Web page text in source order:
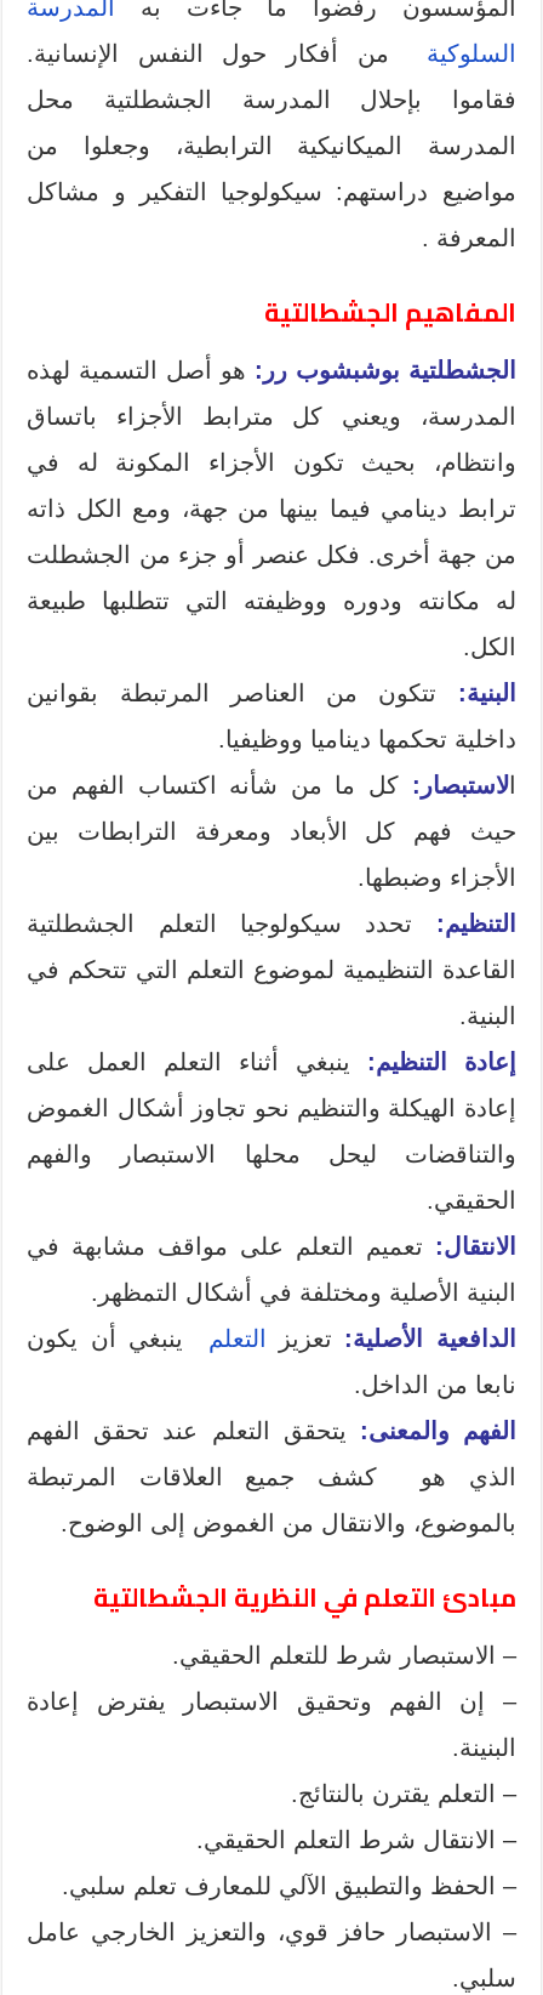
المؤسسون رفضوا ما جاءت به
المدرسة
السلوكية من أفكار حول النفس الإنسانية.
فقاموا بإحلال المدرسة الجشطلتية محل
المدرسة الميكانيكية الترابطية، وجعلوا من
مواضيع دراستهم: سيكولوجيا التفكير و مشاكل
المعرفة .
المفاهيم الجشطالتية
الجشطلتية بوشبشوب رر: هو أصل التسمية لهذه
المدرسة، ويعني كل مترابط الأجزاء باتساق
وانتظام، بحيث تكون الأجزاء المكونة له في
ترابط دينامي فيما بينها من جهة، ومع الكل ذاته
من جهة أخرى. فكل عنصر أو جزء من الجشطلت
له مكانته ودوره ووظيفته التي تتطلبها طبيعة
الكل.
البنية:
تتكون من العناصر المرتبطة بقوانين
داخلية تحكمها ديناميا ووظيفيا.
الاستبصار: كل ما من شأنه اكتساب الفهم من
حيث فهم كل الأبعاد ومعرفة الترابطات بين
الأجزاء وضبطها.
التنظيم:
تحدد سيكولوجيا التعلم الجشطلتية
القاعدة التنظيمية لموضوع التعلم التي تتحكم في
البنية.
إعادة التنظيم: ينبغي أثناء التعلم العمل على
إعادة الهيكلة والتنظيم نحو تجاوز أشكال الغموض
والتناقضات ليحل محلها الاستبصار والفهم
الحقيقي.
الانتقال: تعميم التعلم على مواقف مشابهة في
البنية الأصلية ومختلفة في أشكال التمظهر.
الدافعية الأصلية: تعزيز التعلم
ينبغي أن يكون
نابعا من الداخل.
الفهم والمعنى:
يتحقق التعلم عند تحقق الفهم
الذي هو كشف جميع العلاقات المرتبطة
بالموضوع، والانتقال من الغموض إلى الوضوح.
مبادئ التعلم في النظرية الجشطالتية
– الاستبصار شرط للتعلم الحقيقي.
– إن الفهم وتحقيق الاستبصار يفترض إعادة
البنينة.
– التعلم يقترن بالنتائج.
– الانتقال شرط التعلم الحقيقي.
– الحفظ والتطبيق الآلي للمعارف تعلم سلبي.
– الاستبصار حافز قوي، والتعزيز الخارجي عامل
سلبي.